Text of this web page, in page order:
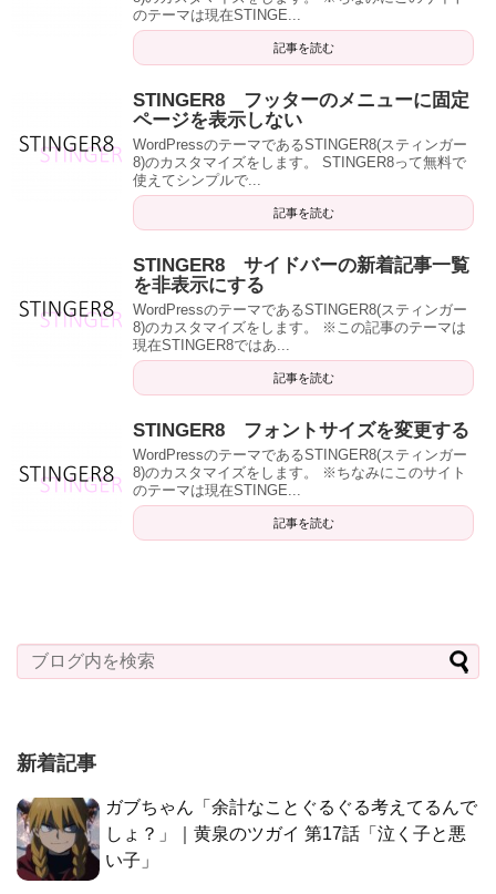
のテーマは現在STINGE...
記事を読む
STINGER8 フッターのメニューに固定
ページを表示しない
WordPressのテーマであるSTINGER8(スティンガー
8)のカスタマイズをします。 STINGER8って無料で
使えてシンプルで...
記事を読む
STINGER8 サイドバーの新着記事一覧
を非表示にする
WordPressのテーマであるSTINGER8(スティンガー
8)のカスタマイズをします。 ※この記事のテーマは
現在STINGER8ではあ...
記事を読む
STINGER8 フォントサイズを変更する
WordPressのテーマであるSTINGER8(スティンガー
8)のカスタマイズをします。 ※ちなみにこのサイト
のテーマは現在STINGE...
記事を読む
新着記事
ガブちゃん「余計なことぐるぐる考えてるんで
しょ？」｜黄泉のツガイ 第17話「泣く子と悪
い子」